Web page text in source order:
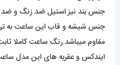
جنس بند نیز استیل ضد زنگ و
جنس شیشه و قاب این ساعت به
مقاوم میباشد.رنگ ساعت کاملا
ایندکس و عقربه های این مدل